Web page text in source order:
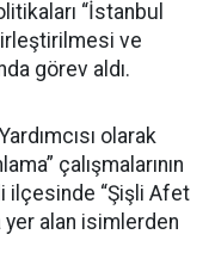
“İstanbul
ve
görev aldı.
olarak
çalışmalarının
ilçesinde “Şişli Afet
yer alan isimlerden